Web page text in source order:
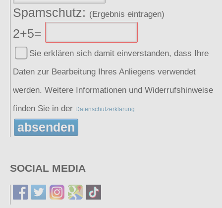
Spamschutz: (Ergebnis eintragen)
2+5=
Sie erklären sich damit einverstanden, dass Ihre
Daten zur Bearbeitung Ihres Anliegens verwendet
werden. Weitere Informationen und Widerrufshinweise
finden Sie in der Datenschutzerklärung
absenden
SOCIAL MEDIA